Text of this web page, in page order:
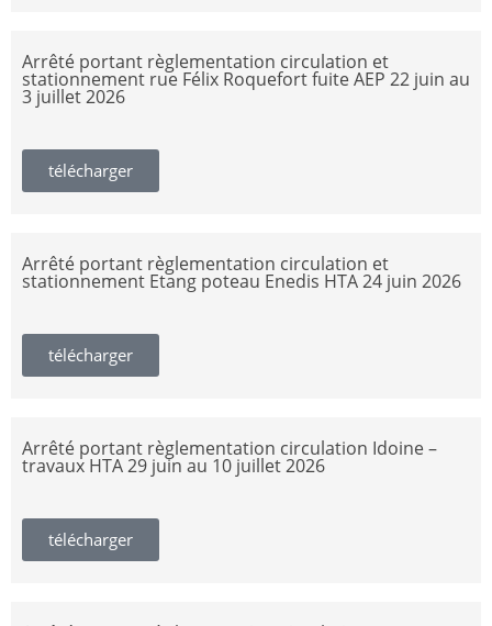
Arrêté portant règlementation circulation et
stationnement rue Félix Roquefort fuite AEP 22 juin au
3 juillet 2026
télécharger
Arrêté portant règlementation circulation et
stationnement Etang poteau Enedis HTA 24 juin 2026
télécharger
Arrêté portant règlementation circulation Idoine –
travaux HTA 29 juin au 10 juillet 2026
télécharger